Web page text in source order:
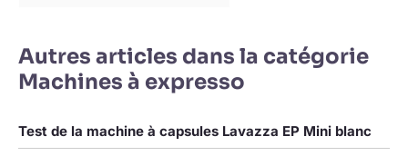
Autres articles dans la catégorie
Machines à expresso
Test de la machine à capsules Lavazza EP Mini blanc